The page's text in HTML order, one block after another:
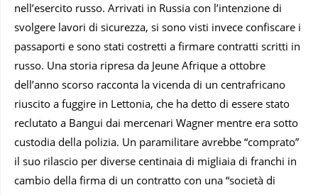
nell’esercito russo. Arrivati in Russia con l’intenzione di
svolgere lavori di sicurezza, si sono visti invece confiscare i
passaporti e sono stati costretti a firmare contratti scritti in
russo. Una storia ripresa da Jeune Afrique a ottobre
dell’anno scorso racconta la vicenda di un centrafricano
riuscito a fuggire in Lettonia, che ha detto di essere stato
reclutato a Bangui dai mercenari Wagner mentre era sotto
custodia della polizia. Un paramilitare avrebbe “comprato”
il suo rilascio per diverse centinaia di migliaia di franchi in
cambio della firma di un contratto con una “società di